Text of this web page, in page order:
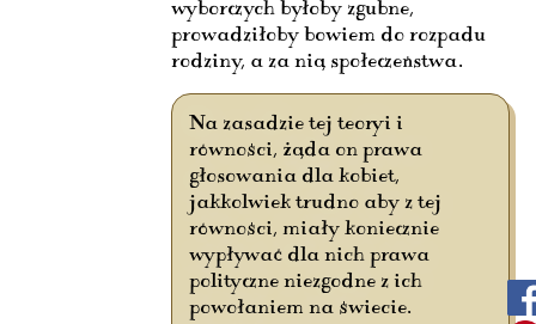
wyborczych byłoby zgubne,
prowadziłoby bowiem do rozpadu
rodziny, a za nią społeczeństwa.
Na zasadzie tej teoryi i
równości, żąda on prawa
głosowania dla kobiet,
jakkolwiek trudno aby z tej
równości, miały koniecznie
wypływać dla nich prawa
polityczne niezgodne z ich
powołaniem na świecie.